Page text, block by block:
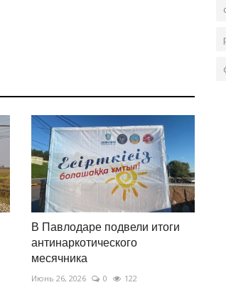
В Павлодаре подвели итоги
антинаркотического
месячника
Июнь 26, 2026 0 122